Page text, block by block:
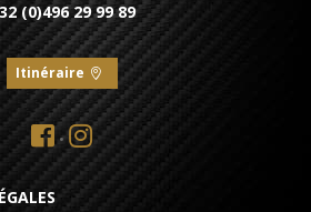
(0)496 29 99 89
Itinéraire
•